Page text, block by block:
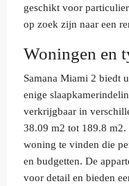
geschikt voor
op zoek zijn naar een
Woningen en
Samana Miami 2 biedt
enige
verkrijgbaar in
38.09 m2 tot 189.8
woning te vinden die
en budgetten. De
voor detail en bieden